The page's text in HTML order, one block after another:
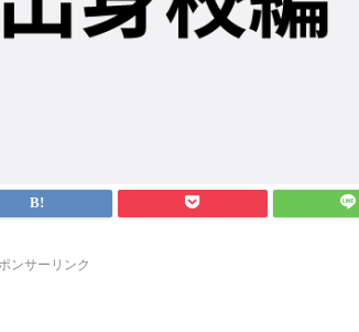
ンサーリンク